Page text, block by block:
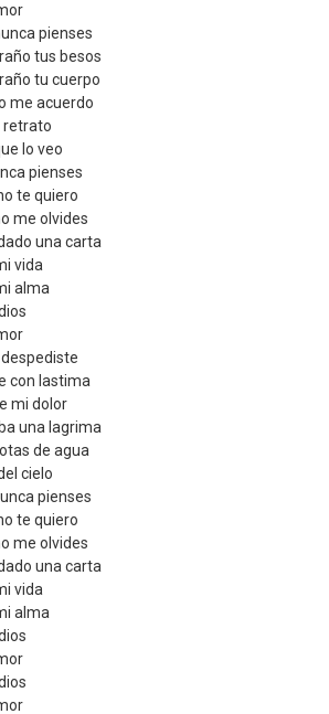
pienses
tus besos
tu cuerpo
me acuerdo
retrato
lo veo
pienses
te quiero
me olvides
una carta
vida
alma
con lastima
mi dolor
una lagrima
de agua
cielo
pienses
te quiero
me olvides
una carta
vida
alma